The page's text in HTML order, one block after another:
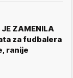
ZAMENILA
za fudbalera
ranije